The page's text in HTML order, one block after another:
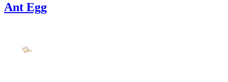
Ant Egg